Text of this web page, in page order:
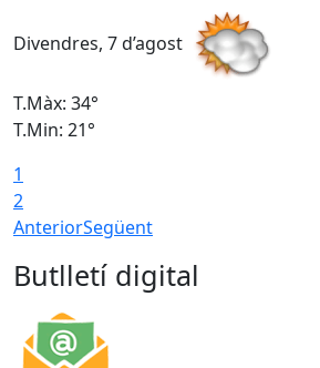
Divendres, 7 d’agost
T.Màx: 34°
T.Min: 21°
1
2
AnteriorSegüent
Butlletí digital